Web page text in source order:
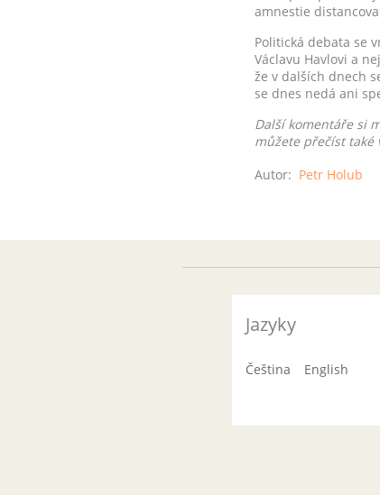
amnestie
Politická debata se
Václavu Havlovi a
že v dalších dnech
se dnes nedá ani
Další komentáře si
můžete přečíst také
Autor: Petr Holub
Jazyky
Čeština English